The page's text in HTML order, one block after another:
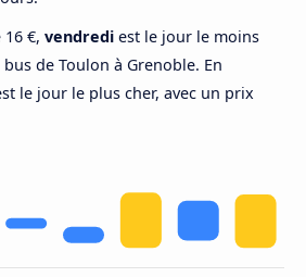
€, vendredi est le jour le moins
de Toulon à Grenoble. En
le jour le plus cher, avec un prix